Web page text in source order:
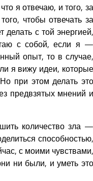
я отвечаю, и того, за
чтобы отвечать за
делать с той энергией,
с собой, если я —
опыт, то в случае,
я вижу идеи, которые
при этом делать это
предвзятых мнений и
количество зла —
способностью,
с моими чувствами,
ни были, и уметь это